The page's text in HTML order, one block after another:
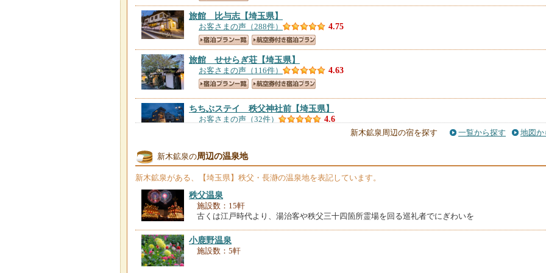
旅館 比与志 【埼玉県】
お客さまの声（288件） 4.75
旅館 せせらぎ荘 【埼玉県】
お客さまの声（116件） 4.63
ちちぶステイ 秩父神社前 【埼玉県】
お客さまの声（32件） 4.6
秩父七湯『御代の湯』 新木鉱泉旅館
お客さまの声（2141件） 4.59
ＮＩＰＰＯＮＩＡ 秩父 門前町
お客さまの声（65件）
湯宿 花泉
お客さまの声（153件）
新木鉱泉周辺の宿を探す 一覧から探す 地図か
新木鉱泉の周辺の温泉地
新木鉱泉がある、【埼玉県】秩父・長瀞の温泉地を表記しています。
秩父温泉
施設数：15軒
古くは江戸時代より、湯治客や秩父三十四箇所霊場を回る巡礼者でにぎわいを
小鹿野温泉
施設数：5軒